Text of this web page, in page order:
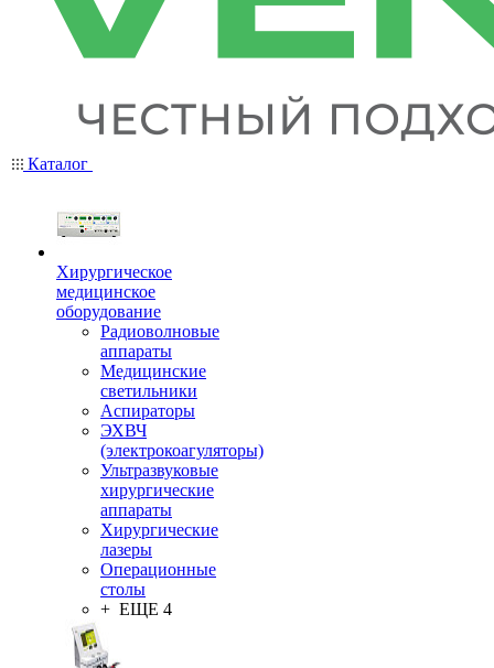
Каталог
Хирургическое
медицинское
оборудование
Радиоволновые
аппараты
Медицинские
светильники
Аспираторы
ЭХВЧ
(электрокоагуляторы)
Ультразвуковые
хирургические
аппараты
Хирургические
лазеры
Операционные
столы
+ ЕЩЕ 4